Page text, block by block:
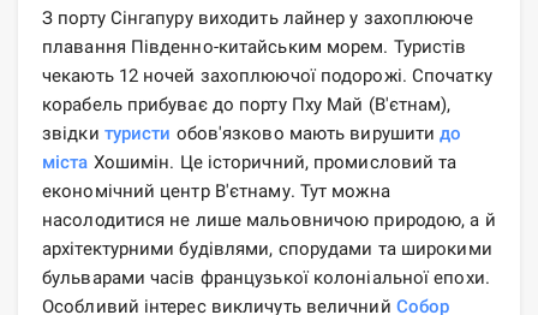
З порту Сінгапуру виходить лайнер у захоплююче
плавання Південно-китайським морем. Туристів
чекають 12 ночей захоплюючої подорожі. Спочатку
корабель прибуває до порту Пху Май (В'єтнам),
звідки туристи обов'язково мають вирушитидо
міста Хошимін. Це історичний, промисловий та
економічний центр В'єтнаму. Тут можна
насолодитися не лише мальовничою природою, а й
архітектурними будівлями, спорудами та широкими
бульварами часів французької колоніальної епохи.
Особливий інтерес викличуть величний Собор